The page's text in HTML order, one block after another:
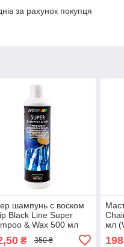
за рахунок покупця
шампунь с воском
Black Line Super
& Wax 500 мл
₴ 350 ₴
мл